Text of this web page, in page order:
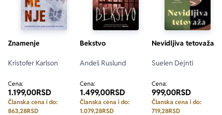
Znamenje
Kristofer Karlson
Cena:
1.199,00RSD
Članska cena i do:
863,28RSD
Bekstvo
Andeš Ruslund
Cena:
1.499,00RSD
Članska cena i do:
1.079,28RSD
Nevidljiva tetovaža
Suelen Dejnti
Cena:
999,00RSD
Članska cena i do:
719,28RSD